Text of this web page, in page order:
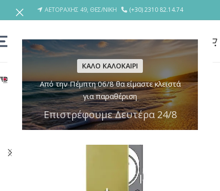
ΚΑΛΟ ΚΑΛΟΚΑΙΡΙ
Από την Πέμπτη 06/8 θα είμαστε κλειστά
για παραθέριση
Επιστρέφουμε Δευτέρα 24/8
ΑΕΤΟΡΑΧΗΣ 49, ΘΕΣ/ΝΙΚΗ (+30) 2310 82.14.74